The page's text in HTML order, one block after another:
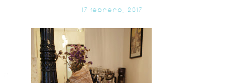
17 FEBRERO, 2017